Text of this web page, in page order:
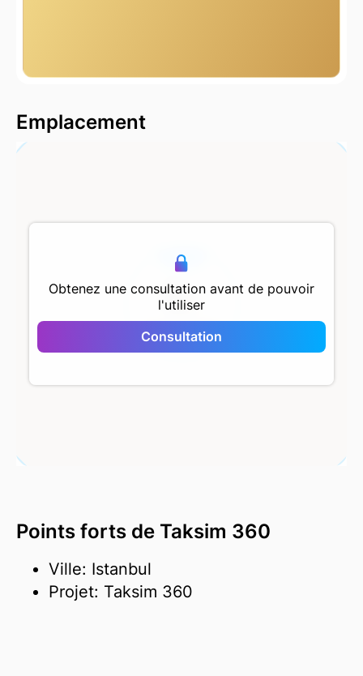
Emplacement
Obtenez une consultation avant de pouvoir
l'utiliser
Consultation
Taksim 360
500 m
Points forts de Taksim 360
Ville: Istanbul
Projet: Taksim 360